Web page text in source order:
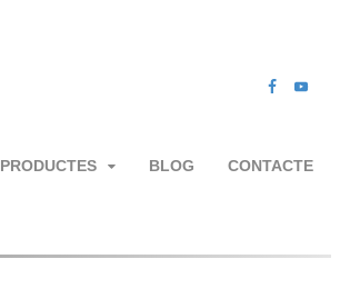
PRODUCTES BLOG CONTACTE